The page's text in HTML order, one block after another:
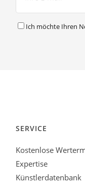
Ich möchte Ihren
SERVICE
Kostenlose
Expertise
Künstlerdatenbank